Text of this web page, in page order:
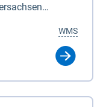
sind (§2 Abs.3
Widmung, die
ausspricht.
im
WMS